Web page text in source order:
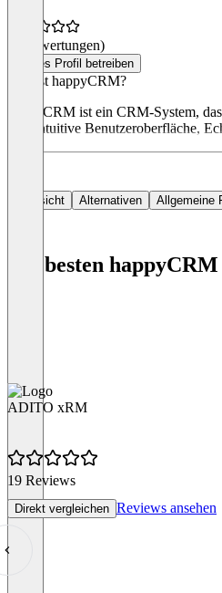
(0 Bewertungen)
Dieses Profil betreiben
Was ist happyCRM?
happyCRM ist ein CRM-System,
eine intuitive Benutzeroberfläche,
Übersicht Alternativen Allgemeine
Die besten
ADITO xRM
19 Reviews
Direkt vergleichen Reviews ansehen